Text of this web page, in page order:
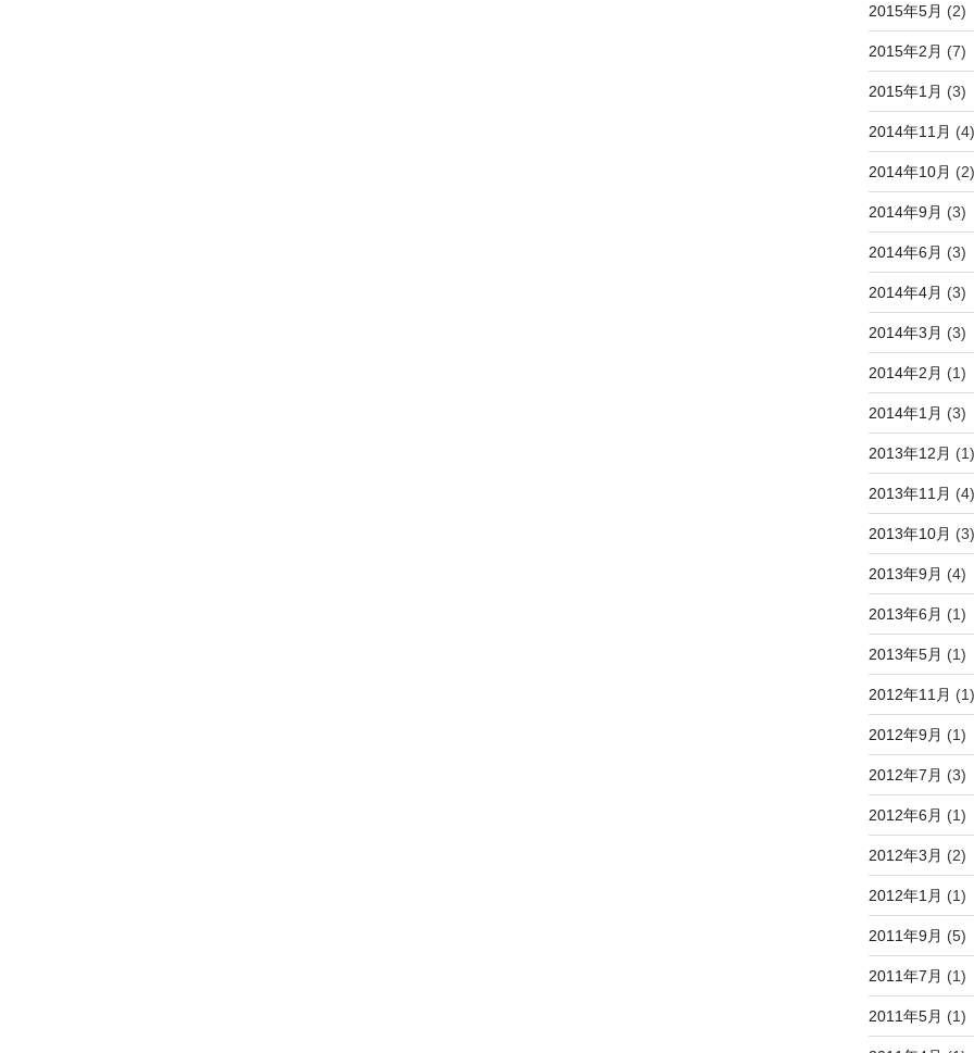
2015年5月 (2)
2015年2月 (7)
2015年1月 (3)
2014年11月 (4)
2014年10月 (2)
2014年9月 (3)
2014年6月 (3)
2014年4月 (3)
2014年3月 (3)
2014年2月 (1)
2014年1月 (3)
2013年12月 (1)
2013年11月 (4)
2013年10月 (3)
2013年9月 (4)
2013年6月 (1)
2013年5月 (1)
2012年11月 (1)
2012年9月 (1)
2012年7月 (3)
2012年6月 (1)
2012年3月 (2)
2012年1月 (1)
2011年9月 (5)
2011年7月 (1)
2011年5月 (1)